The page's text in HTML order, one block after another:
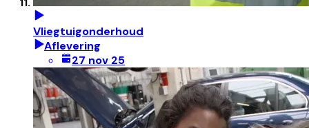
Vliegtuigonderhoud
Aflevering
27 nov 25